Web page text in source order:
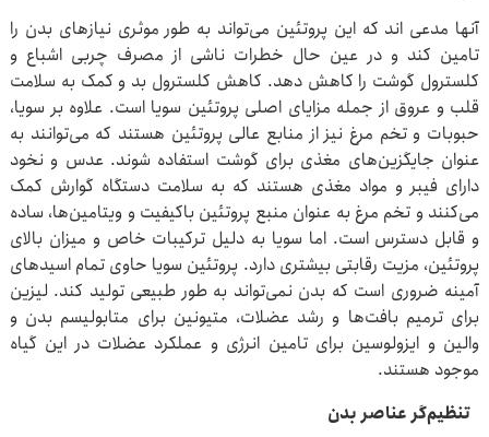
آنها مدعی اند که این پروتئین می‌تواند به طور موثری نیازهای بدن را
تامین کند و در عین حال خطرات ناشی از مصرف چربی اشباع و
کلسترول گوشت را کاهش دهد. کاهش کلسترول بد و کمک به سلامت
قلب و عروق از جمله مزایای اصلی پروتئین سویا است. علاوه بر سویا،
حبوبات و تخم مرغ نیز از منابع عالی پروتئین هستند که می‌توانند به
عنوان جایگزین‌های مغذی برای گوشت استفاده شوند. عدس و نخود
دارای فیبر و مواد مغذی هستند که به سلامت دستگاه گوارش کمک
می‌کنند و تخم مرغ به عنوان منبع پروتئین باکیفیت و ویتامین‌ها، ساده
و قابل دسترس است. اما سویا به دلیل ترکیبات خاص و میزان بالای
پروتئین، مزیت رقابتی بیشتری دارد. پروتئین سویا حاوی تمام اسیدهای
آمینه ضروری است که بدن نمی‌تواند به طور طبیعی تولید کند. لیزین
برای ترمیم بافت‌ها و رشد عضلات، متیونین برای متابولیسم بدن و
والین و ایزولوسین برای تامین انرژی و عملکرد عضلات در این گیاه
موجود هستند.
تنظیم‌گر عناصر بدن